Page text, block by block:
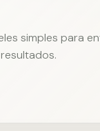
simples para